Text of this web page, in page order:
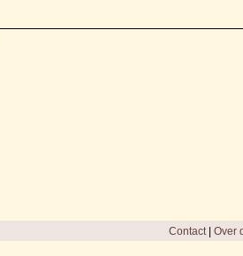
Contact| Over